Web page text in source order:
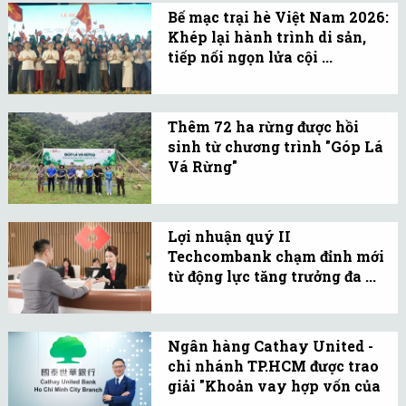
nhất không ở công nghệ,
mà là chi phí.
Bế mạc trại hè Việt Nam 2026:
Khép lại hành trình di sản,
tiếp nối ngọn lửa cội ...
gần 1.500 km trong 14
ngày của hơn 100 thanh
niên, sinh viên người
Việt Nam ở nước ngoài.
Thêm 72 ha rừng được hồi
sinh từ chương trình "Góp Lá
Vá Rừng"
đồng hành cùng chương
trình, góp phần bảo tồn
đa dạng sinh học và thúc
đẩy các hoạt động phát
triển bền vững.
Lợi nhuận quý II
Techcombank chạm đỉnh mới
từ động lực tăng trưởng đa ...
Nam công bố kết quả
hoạt động kinh doanh
quý II và 6 tháng đầu
Ngân hàng Cathay United -
chi nhánh TP.HCM được trao
giải "Khoản vay hợp vốn của